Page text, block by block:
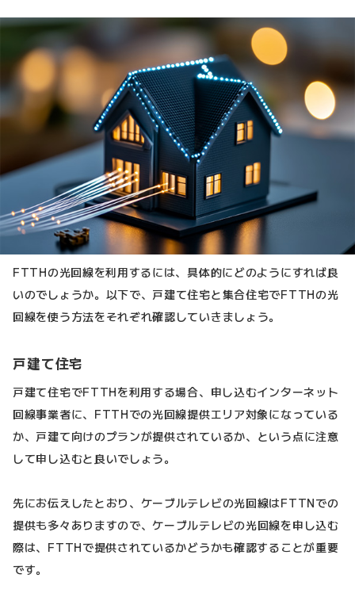
FTTHの光回線を利用するには、具体的にどのようにすれば良
いのでしょうか。以下で、戸建て住宅と集合住宅でFTTHの光
回線を使う方法をそれぞれ確認していきましょう。
戸建て住宅
戸建て住宅でFTTHを利用する場合、申し込むインターネット
回線事業者に、FTTHでの光回線提供エリア対象になっている
か、戸建て向けのプランが提供されているか、という点に注意
して申し込むと良いでしょう。
先にお伝えしたとおり、ケーブルテレビの光回線はFTTNでの
提供も多々ありますので、ケーブルテレビの光回線を申し込む
際は、FTTHで提供されているかどうかも確認することが重要
です。